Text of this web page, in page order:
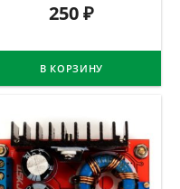
250₽
В КОРЗИНУ